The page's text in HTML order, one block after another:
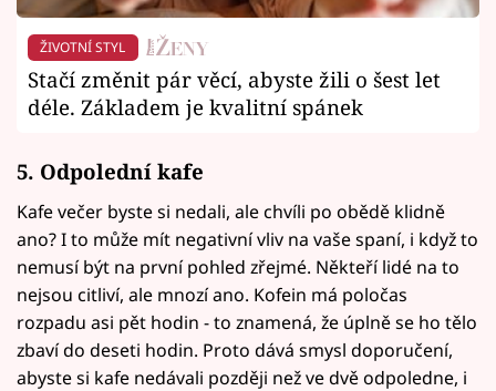
ŽIVOTNÍ STYL
Stačí změnit pár věcí, abyste žili o šest let
déle. Základem je kvalitní spánek
5. Odpolední kafe
Kafe večer byste si nedali, ale chvíli po obědě klidně
ano? I to může mít negativní vliv na vaše spaní, i když to
nemusí být na první pohled zřejmé. Někteří lidé na to
nejsou citliví, ale mnozí ano. Kofein má poločas
rozpadu asi pět hodin - to znamená, že úplně se ho tělo
zbaví do deseti hodin. Proto dává smysl doporučení,
abyste si kafe nedávali později než ve dvě odpoledne, i